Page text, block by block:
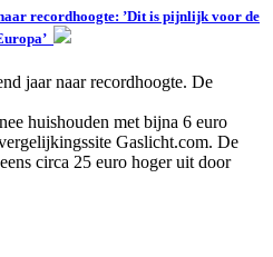
recordhoogte: ’Dit is pijnlijk voor de
jaar naar recordhoogte. De
huishouden met bijna 6 euro
Gaslicht.com. De
circa 25 euro hoger uit door